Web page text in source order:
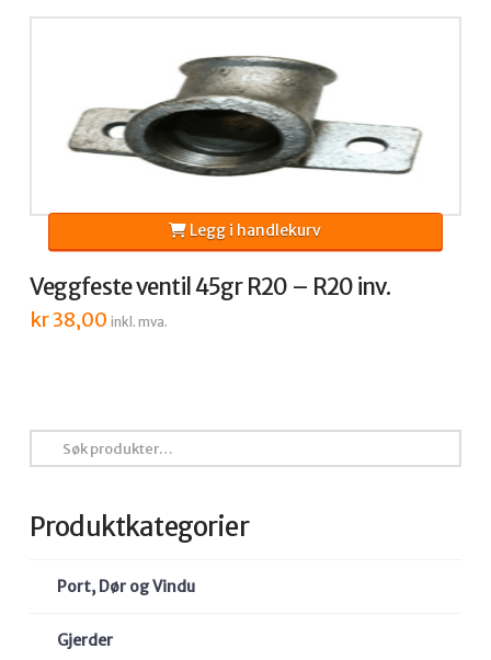
Veggfeste ventil 45gr R20 – R20 inv.
kr38,00 inkl. mva.
Legg i handlekurv
etter:
Produktkategorier
Port, Dør og Vindu
Gjerder